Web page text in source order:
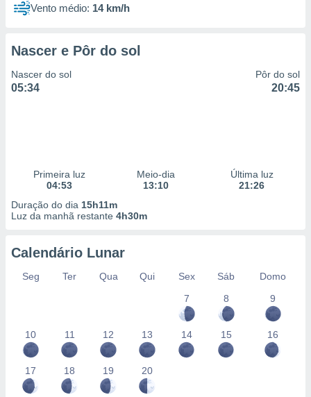
Vento médio: 14 km/h
Nascer e Pôr do sol
Nascer do sol
05:34
Pôr do sol
20:45
Primeira luz
04:53
Meio-dia
13:10
Última luz
21:26
Duração do dia 15h11m
Luz da manhã restante 4h30m
Calendário Lunar
Seg Ter Qua Qui Sex Sáb
Domo
7
8 9
10 11 12 13 14 15 16
17 18 19 20